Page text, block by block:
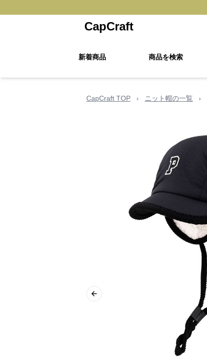
CapCraft
新着商品 商品を検索
CapCraft TOP › ニット帽の一覧 ›
Previous slide